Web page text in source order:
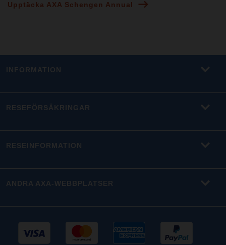
Upptäcka AXA Schengen Annual
INFORMATION
RESEFÖRSÄKRINGAR
RESEINFORMATION
ANDRA AXA-WEBBPLATSER